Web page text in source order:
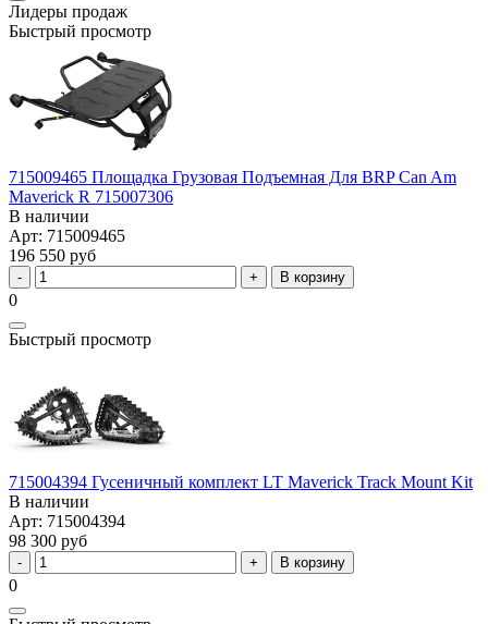
Лидеры продаж
Быстрый просмотр
715009465 Площадка Грузовая Подъемная Для BRP Can Am
Maverick R 715007306
В наличии
Арт: 715009465
196 550 руб
В корзину
0
Быстрый просмотр
715004394 Гусеничный комплект LT Maverick Track Mount Kit
В наличии
Арт: 715004394
98 300 руб
В корзину
0